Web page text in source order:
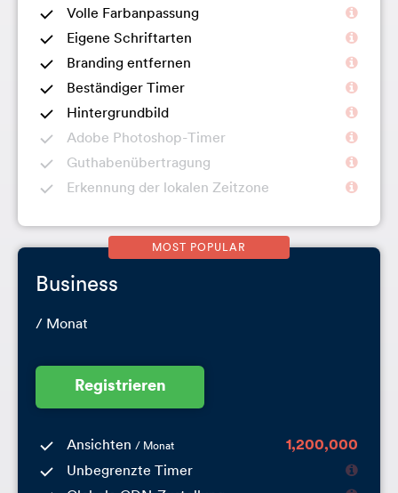
Volle Farbanpassung
Eigene Schriftarten
Branding entfernen
Beständiger Timer
Hintergrundbild
Adobe Photoshop-Timer
Guthabenübertragung
Erkennung der lokalen Zeitzone
Business
/ Monat
Registrieren
Ansichten / Monat
1,200,000
Unbegrenzte Timer